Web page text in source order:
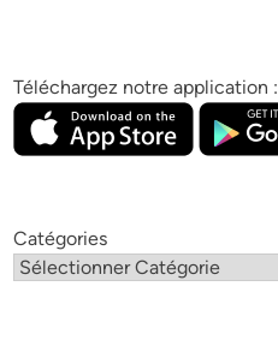
Téléchargez notre application :
Catégories